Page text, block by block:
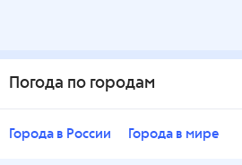
Погода по городам
Города в России Города в мире